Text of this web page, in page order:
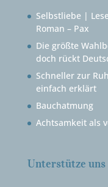
Selbstliebe |
Roman – Pax
Die größte
doch rückt
Schneller zur
einfach erklärt
Bauchatmung
Achtsamkeit als
Unterstütze uns